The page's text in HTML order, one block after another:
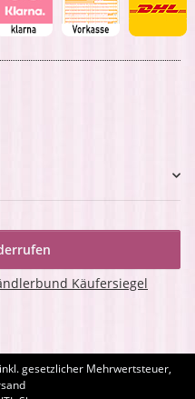
gesetzlicher Mehrwertsteuer,